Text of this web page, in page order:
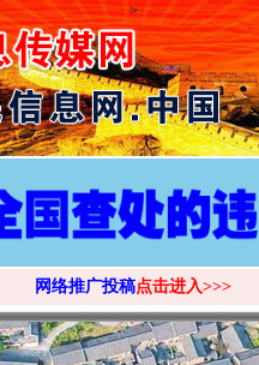
>
网络推广投稿点击进入>>>